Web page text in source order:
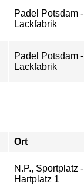
Padel Potsdam -
Lackfabrik
Padel Potsdam -
Lackfabrik
Ort
N.P., Sportplatz -
Hartplatz 1